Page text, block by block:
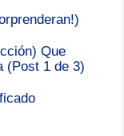
Que
(Post 1 de 3)